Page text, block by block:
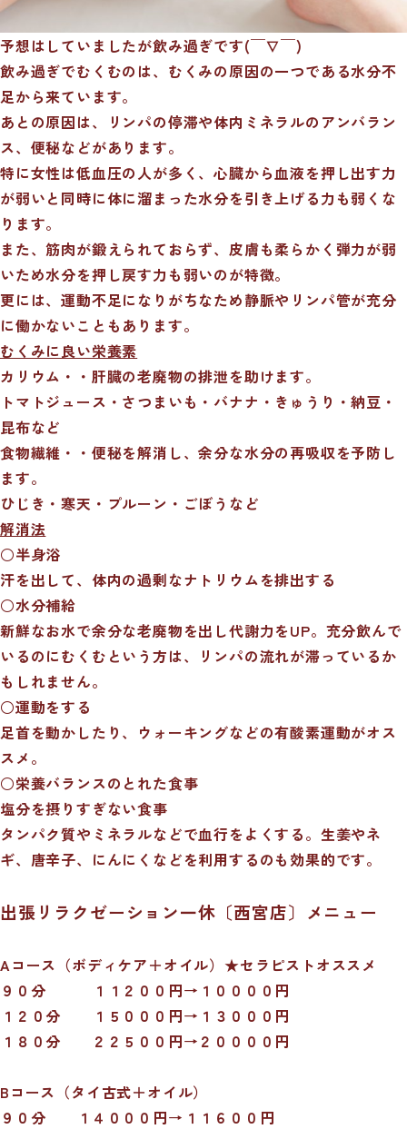
予想はしていましたが飲み過ぎです(￣∇￣)
飲み過ぎでむくむのは、むくみの原因の一つである水分不
足から来ています。
あとの原因は、リンパの停滞や体内ミネラルのアンバラン
ス、便秘などがあります。
特に女性は低血圧の人が多く、心臓から血液を押し出す力
が弱いと同時に体に溜まった水分を引き上げる力も弱くな
ります。
また、筋肉が鍛えられておらず、皮膚も柔らかく弾力が弱
いため水分を押し戻す力も弱いのが特徴。
更には、運動不足になりがちなため静脈やリンパ管が充分
に働かないこともあります。
むくみに良い栄養素
カリウム・・肝臓の老廃物の排泄を助けます。
トマトジュース・さつまいも・バナナ・きゅうり・納豆・
昆布など
食物繊維・・便秘を解消し、余分な水分の再吸収を予防し
ます。
ひじき・寒天・プルーン・ごぼうなど
解消法
○半身浴
汗を出して、体内の過剰なナトリウムを排出する
○水分補給
新鮮なお水で余分な老廃物を出し代謝力をUP。充分飲んで
いるのにむくむという方は、リンパの流れが滞っているか
もしれません。
○運動をする
足首を動かしたり、ウォーキングなどの有酸素運動がオス
スメ。
○栄養バランスのとれた食事
塩分を摂りすぎない食事
タンパク質やミネラルなどで血行をよくする。生姜やネ
ギ、唐辛子、にんにくなどを利用するのも効果的です。
出張リラクゼーション一休〔西宮店〕メニュー
A コース（ボディケア＋オイル）★セラピストオススメ
９０分 １１２００円→１００００円
１２０分 １５０００円→１３０００円
１８０分 ２２５００円→２００００円
B コース（タイ古式＋オイル）
９０分 １４０００円→１１６００円